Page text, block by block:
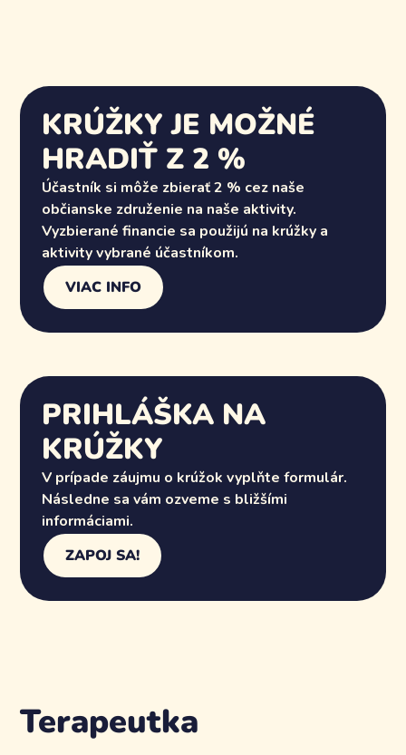
KRÚŽKY JE MOŽNÉ
HRADIŤ Z 2 %
Účastník si môže zbierať 2 % cez naše
občianske združenie na naše aktivity.
Vyzbierané financie sa použijú na krúžky a
aktivity vybrané účastníkom.
VIAC INFO
PRIHLÁŠKA NA
KRÚŽKY
V prípade záujmu o krúžok vyplňte formulár.
Následne sa vám ozveme s bližšími
informáciami.
ZAPOJ SA!
Terapeutka